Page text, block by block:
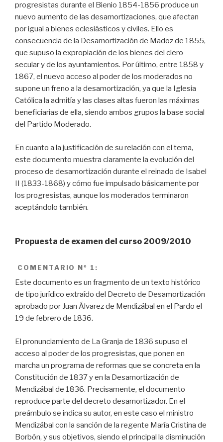
progresistas durante el Bienio 1854-1856 produce un
nuevo aumento de las desamortizaciones, que afectan
por igual a bienes eclesiásticos y civiles. Ello es
consecuencia de la Desamortización de Madoz de 1855,
que supuso la expropiación de los bienes del clero
secular y de los ayuntamientos. Por último, entre 1858 y
1867, el nuevo acceso al poder de los moderados no
supone un freno a la desamortización, ya que la Iglesia
Católica la admitía y las clases altas fueron las máximas
beneficiarias de ella, siendo ambos grupos la base social
del Partido Moderado.
En cuanto a la justificación de su relación con el tema,
este documento muestra claramente la evolución del
proceso de desamortización durante el reinado de Isabel
II (1833-1868) y cómo fue impulsado básicamente por
los progresistas, aunque los moderados terminaron
aceptándolo también.
Propuesta de examen del curso 2009/2010
COMENTARIO Nº 1:
Este documento es un fragmento de un texto histórico
de tipo jurídico extraído del Decreto de Desamortización
aprobado por Juan Álvarez de Mendizábal en el Pardo el
19 de febrero de 1836.
El pronunciamiento de La Granja de 1836 supuso el
acceso al poder de los progresistas, que ponen en
marcha un programa de reformas que se concreta en la
Constitución de 1837 y en la Desamortización de
Mendizábal de 1836. Precisamente, el documento
reproduce parte del decreto desamortizador. En el
preámbulo se indica su autor, en este caso el ministro
Mendizábal con la sanción de la regente María Cristina de
Borbón, y sus objetivos, siendo el principal la disminución